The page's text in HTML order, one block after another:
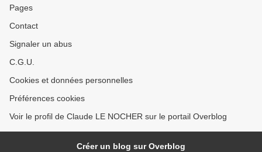
Pages
Contact
Signaler un abus
C.G.U.
Cookies et données personnelles
Préférences cookies
Voir le profil de Claude LE NOCHER sur le portail Overblog
Créer un blog sur Overblog